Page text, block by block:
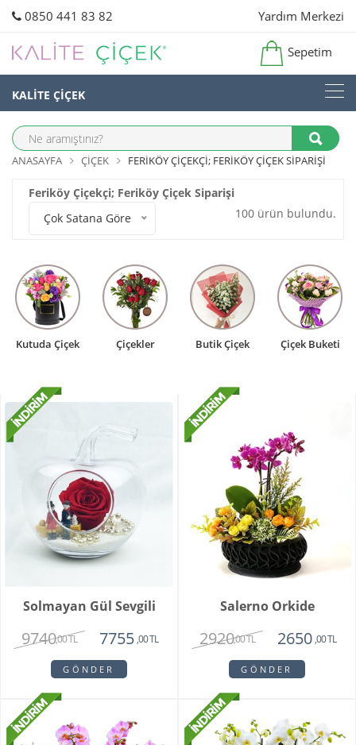
0850 441 83 82 Yardım Merkezi
Sepetim
KALİTE ÇİÇEK
ANASAYFA ÇIÇEK FERIKÖY ÇIÇEKÇI; FERIKÖY ÇIÇEK SIPARIŞI
Feriköy Çiçekçi; Feriköy Çiçek Siparişi
Çok Satana Göre
100 ürün bulundu.
Kutuda Çiçek Çiçekler Butik Çiçek Çiçek Buketi
Solmayan Gül Sevgili
9740,00 TL 7755 ,00 TL
GÖNDER
Salerno Orkide
2920,00 TL 2650 ,00 TL
GÖNDER